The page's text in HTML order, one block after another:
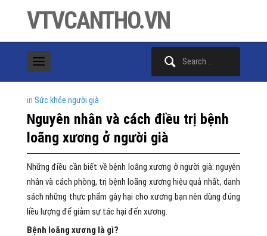
VTVCANTHO.VN
in Sức khỏe người già
Nguyên nhân và cách điều trị bệnh
loãng xương ở người già
Những điều cần biết về bệnh loãng xương ở người già: nguyên
nhân và cách phòng, trị bệnh loãng xương hiệu quả nhất, danh
sách những thực phẩm gây hại cho xương bạn nên dùng đúng
liều lượng để giảm sự tác hại đến xương.
Bệnh loãng xương là gì?